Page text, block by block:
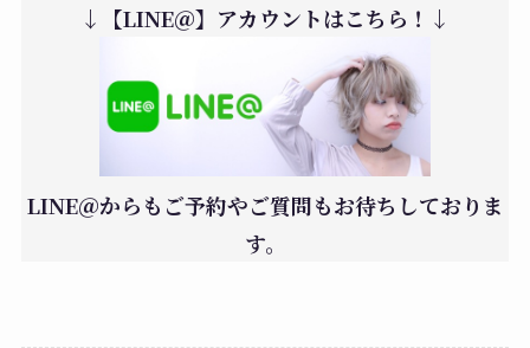
↓【LINE＠】アカウントはこちら！↓
LINE＠からもご予約やご質問もお待ちしておりま
す。